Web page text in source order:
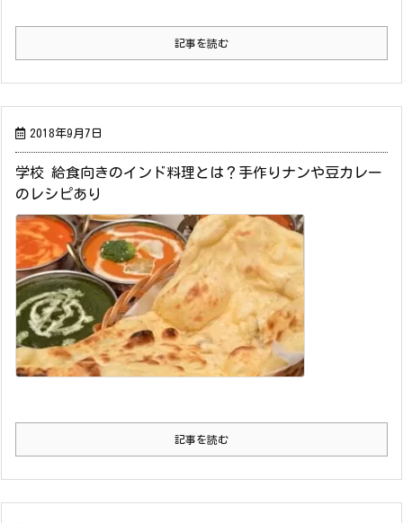
記事を読む
2018年9月7日
学校 給食向きのインド料理とは？手作りナンや豆カレー
のレシピあり
記事を読む